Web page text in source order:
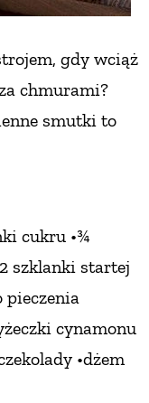
gdy wciąż
chmurami?
smutki to
cukru •¾
szklanki startej
pieczenia
cynamonu
•dżem